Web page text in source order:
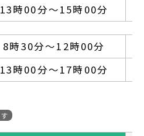
13時00分～15時00分
8時30分～12時00分
13時00分～17時00分